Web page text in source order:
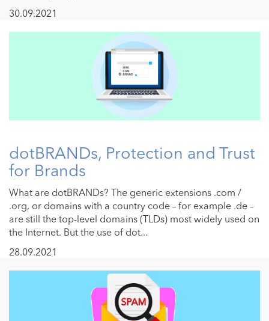
30.09.2021
dotBRANDs, Protection and Trust
for Brands
What are dotBRANDs? The generic extensions .com /
.org, or domains with a country code – for example .de –
are still the top-level domains (TLDs) most widely used on
the Internet. But the use of dot...
28.09.2021